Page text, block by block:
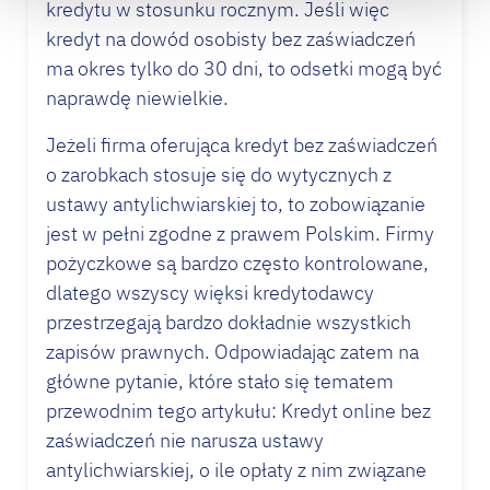
kredytu w stosunku rocznym. Jeśli więc
kredyt na dowód osobisty bez zaświadczeń
ma okres tylko do 30 dni, to odsetki mogą być
naprawdę niewielkie.
Jeżeli firma oferująca kredyt bez zaświadczeń
o zarobkach stosuje się do wytycznych z
ustawy antylichwiarskiej to, to zobowiązanie
jest w pełni zgodne z prawem Polskim. Firmy
pożyczkowe są bardzo często kontrolowane,
dlatego wszyscy więksi kredytodawcy
przestrzegają bardzo dokładnie wszystkich
zapisów prawnych. Odpowiadając zatem na
główne pytanie, które stało się tematem
przewodnim tego artykułu: Kredyt online bez
zaświadczeń nie narusza ustawy
antylichwiarskiej, o ile opłaty z nim związane